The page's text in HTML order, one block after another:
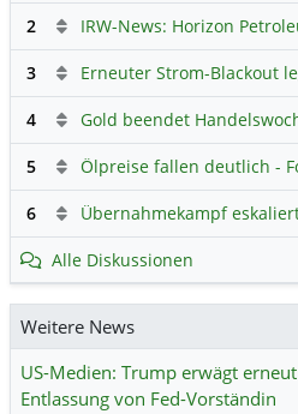
2
3
4
5
6
Alle Diskussionen
Weitere News
US-Medien: Trump erwägt erneut
Entlassung von Fed-Vorständin